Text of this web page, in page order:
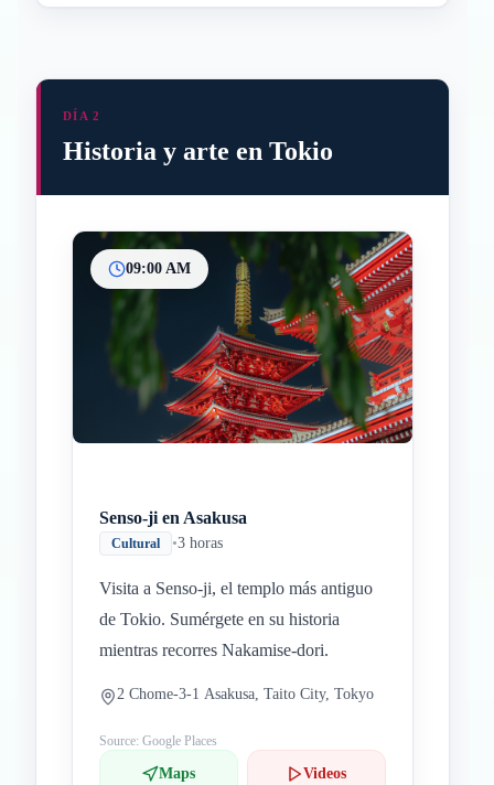
InicioParadas intermedias
Final
DÍA 2
Historia y arte en Tokio
09:00 AM
Senso-ji en Asakusa
Cultural •3 horas
Visita a Senso-ji, el templo más antiguo
de Tokio. Sumérgete en su historia
mientras recorres Nakamise-dori.
2 Chome-3-1 Asakusa, Taito City, Tokyo
Source: Google Places
Maps Videos